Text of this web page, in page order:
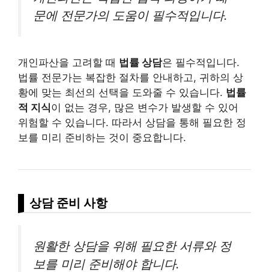
문에 전문가의 도움이 필수적입니다.
개인파산을 고려할 때 법률 상담은 필수적입니다.
법률 전문가는 복잡한 절차를 안내하고, 귀하의 상
황에 맞는 최선의 선택을 도와줄 수 있습니다. 법률
적 지식이 없는 경우, 많은 변수가 발생할 수 있어
위험할 수 있습니다. 따라서 상담을 통해 필요한 정
보를 미리 준비하는 것이 중요합니다.
상담 준비 사항
원활한 상담을 위해 필요한 서류와 정
보를 미리 준비해야 합니다.